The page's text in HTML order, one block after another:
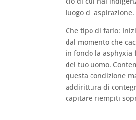
luogo di aspirazione.
Che tipo di farlo:
dal momento che
in fondo la asphyxia
del tuo uomo.
questa condizione
addirittura di
capitare riempiti